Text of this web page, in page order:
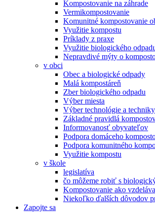
Kompostovanie na záhrade
Vermikompostovanie
Komunitné kompostovanie
Využitie kompostu
Príklady z praxe
Využitie biologického
Nepravdivé mýty o
v obci
Obec a biologické odpady
Malá kompostáreň
Zber biologického odpadu
Výber miesta
Výber technológie a techniky
Základné pravidlá
Informovanosť obyvateľov
Podpora domáceho
Podpora komunitného
Využitie kompostu
v škole
legislatíva
čo môžeme robiť s
Kompostovanie ako
Niekoľko ďalších dôvodov
Zapojte sa